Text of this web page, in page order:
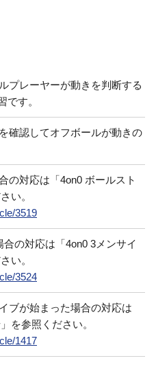
プレーヤーが動きを判断する
です。
確認してオフボールが動きの
の対応は「4on0 ボールスト
い。
3519
の対応は「4on0 3メンサイ
い。
3524
ブが始まった場合の対応は
を参照ください。
1417